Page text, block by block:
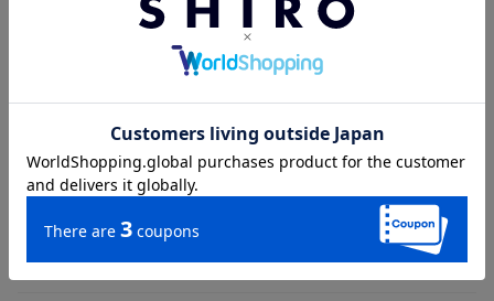
SHIRO 田﨑＜企画＞
どのパレットにもアクセントになるポイントカラー
が入っています。普段使いのメイクをしたい時は
アクセントカラーをぬいた3色で。
ちょっと挑戦したい気分の時は新しい色を是非ポ
ンっと目元にのせてみてください。
色を選ぶ時は付けたいと思うカラーを、何にもと
らわれず自由に選んでみてください。メイクってや
っぱり楽しいな！って思って頂けたら嬉しいです。